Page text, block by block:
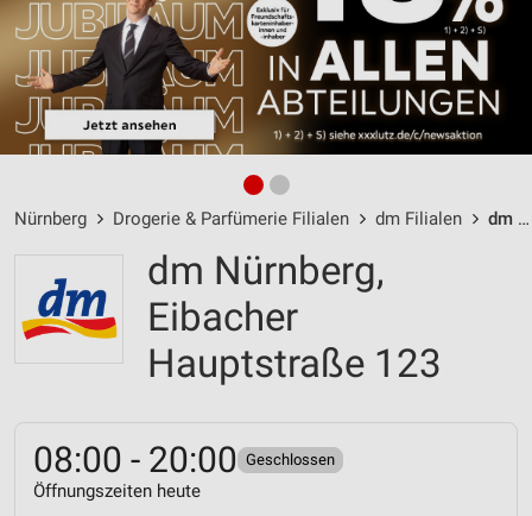
Nürnberg Drogerie & Parfümerie Filialen dm Filialen dm Nürnberg / Eibacher Hauptstraße 123 - Öffnungszeiten & Adresse
dm Nürnberg,
Eibacher
Hauptstraße 123
08:00 - 20:00 Geschlossen
Öffnungszeiten heute